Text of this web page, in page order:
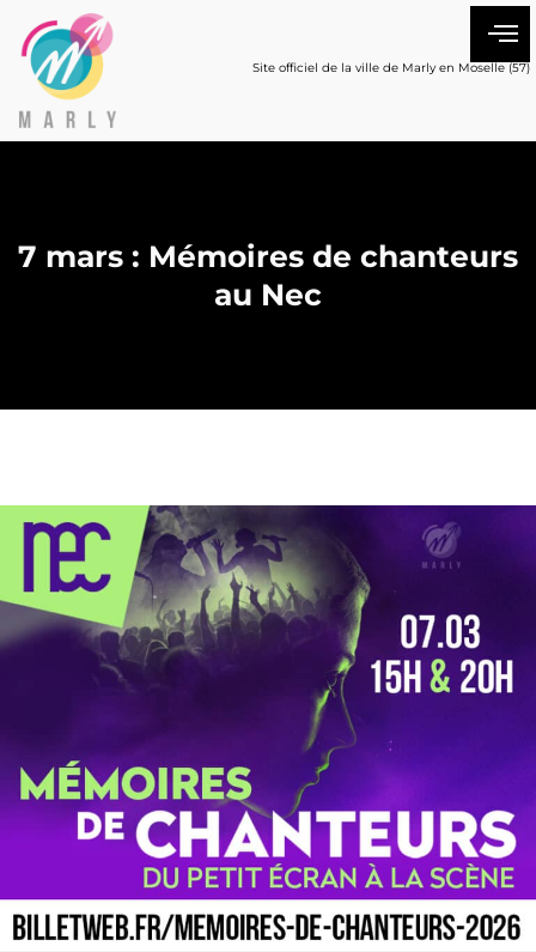
Site officiel de la ville de Marly en Moselle (57)
7 mars : Mémoires de chanteurs
au Nec